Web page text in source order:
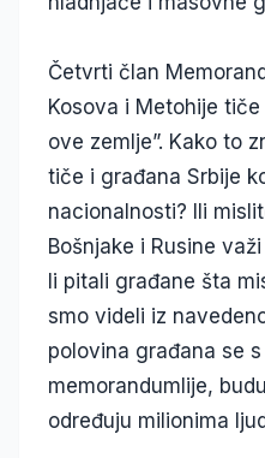
Četvrti član
Kosova i Metohije
ove zemlje”. Kako to
tiče i građana Srbije
nacionalnosti? Ili
Bošnjake i Rusine
li pitali građane šta
smo videli iz
polovina građana se
memorandumlije,
određuju milionima